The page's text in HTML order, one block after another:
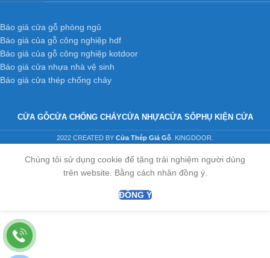
Báo giá cửa gỗ phòng ngủ
Báo giá của gỗ công nghiệp hdf
Báo giá của gỗ công nghiệp kotdoor
Báo giá cửa nhựa nhà vệ sinh
Báo giá cửa thép chống cháy
CỬA GỖCỬA CHỐNG CHÁYCỬA NHỰACỬA SỔPHỤ KIỆN CỬA
2022 CREATED BY Cửa Thép Giả Gỗ . KINGDOOR.
Chúng tôi sử dụng cookie để tăng trải nghiệm người dùng
trên website. Bằng cách nhân đồng ý.
ĐỒNG Ý